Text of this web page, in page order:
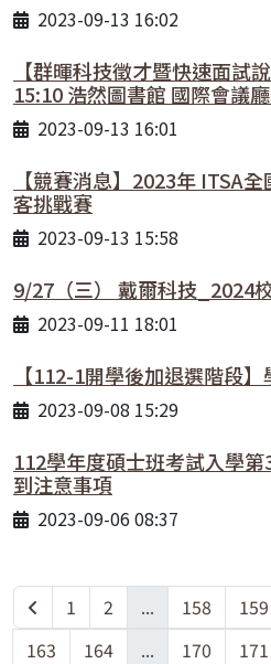
2023-09-13 16:02
【群暉科技徵才暨快速面試
15:10 浩然圖書館 國際會議
2023-09-13 16:01
【競賽消息】2023年 ITSA
客挑戰賽
2023-09-13 15:58
9/27（三） 戴爾科技_2024
2023-09-11 18:01
【112-1開學後加退選階段
2023-09-08 15:29
112學年度碩士班考試入學
到注意事項
2023-09-06 08:37
1 2 ... 158 159
163
164 ... 170 171